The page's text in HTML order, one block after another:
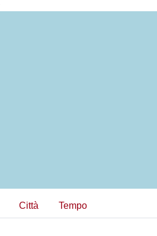
Città Tempo